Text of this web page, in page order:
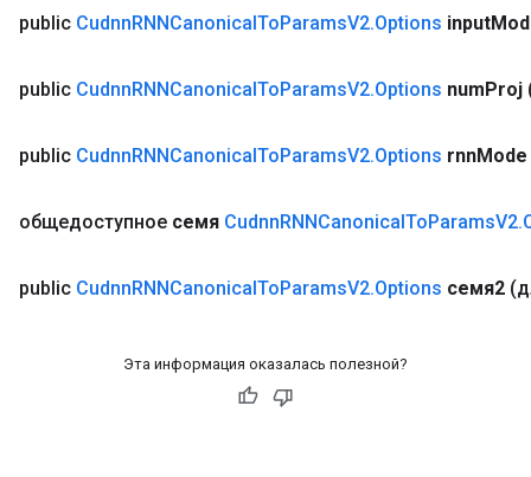
public CudnnRNNCanonicalToParamsV2.Options input
public CudnnRNNCanonicalToParamsV2.Options numProj
public CudnnRNNCanonicalToParamsV2.Options rnnMode
общедоступное семя CudnnRNNCanonicalToParamsV2.
public CudnnRNNCanonicalToParamsV2.Options семя2
Эта информация оказалась полезной?